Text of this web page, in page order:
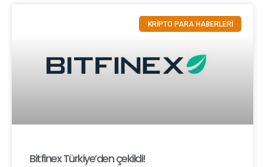
KRİPTO PARA HABERLERİ
Bitfinex Türkiye’den çekildi!